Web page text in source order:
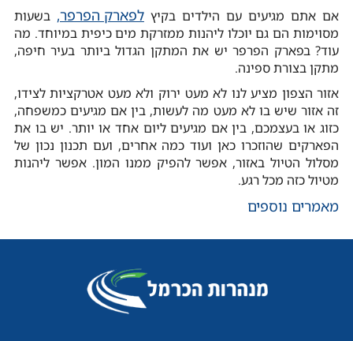
אם אתם מגיעים עם הילדים בקיץלפארק הפרפר, בשעות
מסוימות הם גם יוכלו ליהנות ממזרקת מים כיפית במיוחד. מה
עוד? בפארק הפרפר יש את המתקן הגדול ביותר בעיר חיפה,
מתקן בצורת ספינה.
אזור הצפון מציע לנו לא מעט ירוק ולא מעט אטרקציות לצידו,
זה אזור שיש בו לא מעט מה לעשות, בין אם מגיעים כמשפחה,
כזוג או בעצמכם, בין אם מגיעים ליום אחד או יותר. יש בו את
הפארקים שהוזכרו כאן ועוד כמה אחרים, ועם תכנון נכון של
מסלול הטיול באזור, אפשר להפיק ממנו המון. אפשר ליהנות
מטיול כזה מכל רגע.
מאמרים נוספים